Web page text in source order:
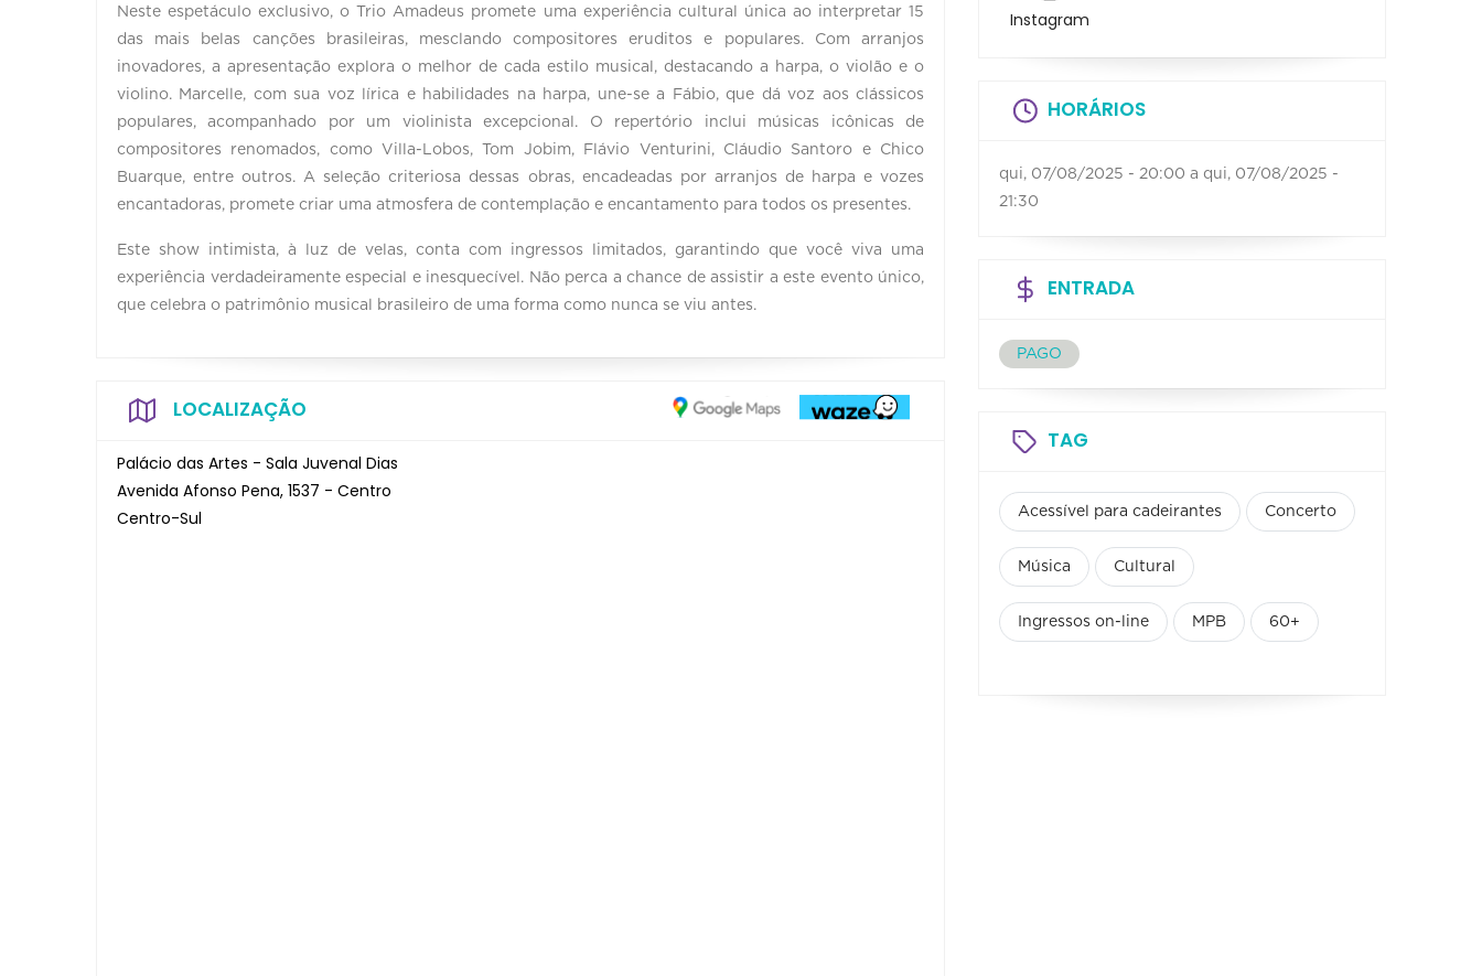
Neste espetáculo exclusivo, o Trio Amadeus promete uma experiência cultural única ao interpretar 15
das mais belas canções brasileiras, mesclando compositores eruditos e populares. Com arranjos
inovadores, a apresentação explora o melhor de cada estilo musical, destacando a harpa, o violão e o
violino. Marcelle, com sua voz lírica e habilidades na harpa, une-se a Fábio, que dá voz aos clássicos
populares, acompanhado por um violinista excepcional. O repertório inclui músicas icônicas de
compositores renomados, como Villa-Lobos, Tom Jobim, Flávio Venturini, Cláudio Santoro e Chico
Buarque, entre outros. A seleção criteriosa dessas obras, encadeadas por arranjos de harpa e vozes
encantadoras, promete criar uma atmosfera de contemplação e encantamento para todos os presentes.
Este show intimista, à luz de velas, conta com ingressos limitados, garantindo que você viva uma
experiência verdadeiramente especial e inesquecível. Não perca a chance de assistir a este evento único,
que celebra o patrimônio musical brasileiro de uma forma como nunca se viu antes.
LOCALIZAÇÃO
Palácio das Artes - Sala Juvenal Dias
Avenida Afonso Pena, 1537 - Centro
Centro-Sul
Instagram
HORÁRIOS
qui, 07/08/2025 - 20:00 a qui, 07/08/2025 -
21:30
ENTRADA
PAGO
TAG
Acessível para cadeirantes Concerto
Música Cultural
Ingressos on-line MPB 60+